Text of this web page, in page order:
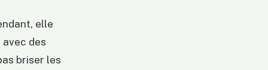
elle
des
briser les